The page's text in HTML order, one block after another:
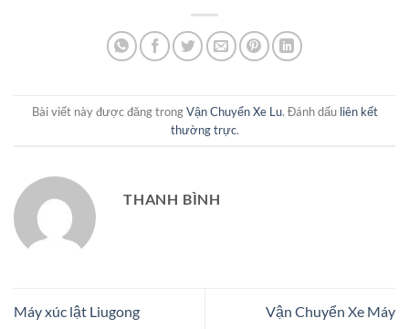
Bài viết này được đăng trongVận Chuyển Xe Lu. Đánh dấu liên kết
thường trực.
THANH BÌNH
Máy xúc lật Liugong Vận Chuyển Xe Máy